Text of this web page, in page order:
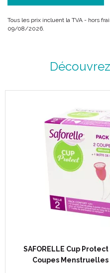
Tous les prix incluent la TVA - hors
09/08/2026.
SAFORELLE Cup
Coupes